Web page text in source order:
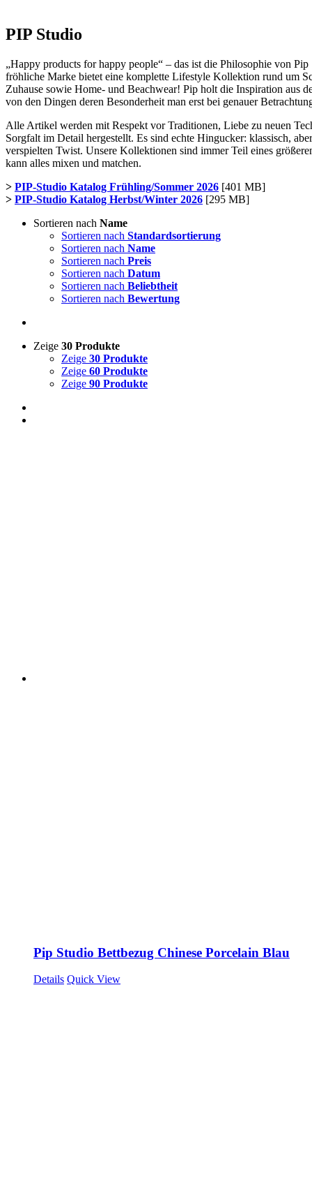
PIP Studio
„Happy products for happy people“ – das ist die Philosophie von
fröhliche Marke bietet eine komplette Lifestyle Kollektion rund um
Zuhause sowie Home- und Beachwear! Pip holt die Inspiration aus
von den Dingen deren Besonderheit man erst bei genauer
Alle Artikel werden mit Respekt vor Traditionen, Liebe zu neuen
Sorgfalt im Detail hergestellt. Es sind echte Hingucker: klassisch,
verspielten Twist. Unsere Kollektionen sind immer Teil eines
kann alles mixen und matchen.
> PIP-Studio Katalog Frühling/Sommer 2026 [401 MB]
> PIP-Studio Katalog Herbst/Winter 2026 [295 MB]
Sortieren nach Name
Sortieren nach Standardsortierung
Sortieren nach Name
Sortieren nach Preis
Sortieren nach Datum
Sortieren nach Beliebtheit
Sortieren nach Bewertung
Zeige 30 Produkte
Zeige 30 Produkte
Zeige 60 Produkte
Zeige 90 Produkte
Pip Studio Bettbezug Chinese Porcelain Blau
Details Quick View